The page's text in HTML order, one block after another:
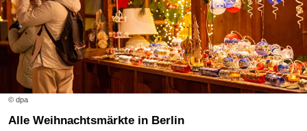
© dpa
Alle Weihnachtsmärkte in Berlin